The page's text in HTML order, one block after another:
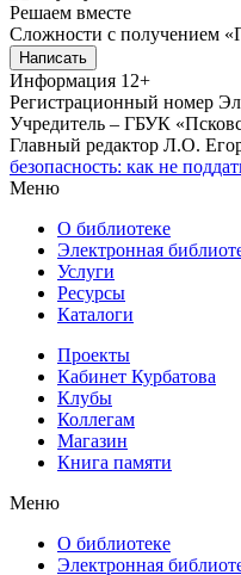
Решаем вместе
Сложности с получением
Написать
Информация 12+
Регистрационный номер
Учредитель – ГБУК
Главный редактор Л.О.
безопасность: как не
Меню
О библиотеке
Электронная
Услуги
Ресурсы
Каталоги
Проекты
Кабинет Курбатова
Клубы
Коллегам
Магазин
Книга памяти
Меню
О библиотеке
Электронная